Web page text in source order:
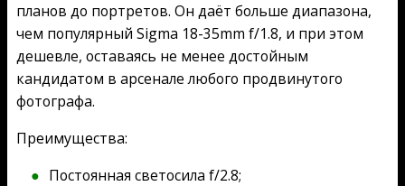
планов до портретов. Он даёт больше диапазона,
чем популярный Sigma 18-35mm f/1.8, и при этом
дешевле, оставаясь не менее достойным
кандидатом в арсенале любого продвинутого
фотографа.
Преимущества:
Постоянная светосила f/2.8;